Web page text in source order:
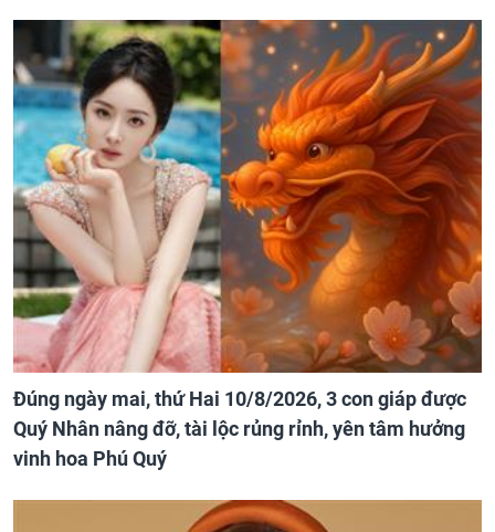
Đúng ngày mai, thứ Hai 10/8/2026, 3 con giáp được
Quý Nhân nâng đỡ, tài lộc rủng rỉnh, yên tâm hưởng
vinh hoa Phú Quý